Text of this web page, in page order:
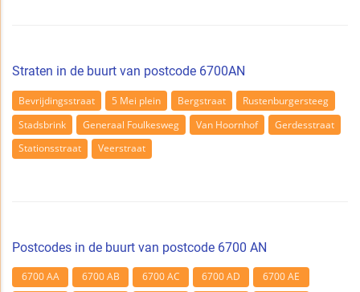
Straten in de buurt van postcode 6700AN
Bevrijdingsstraat 5 Mei plein Bergstraat
Rustenburgersteeg
Stadsbrink
Generaal Foulkesweg Van Hoornhof
Gerdesstraat
Stationsstraat
Veerstraat
Postcodes in de buurt van postcode 6700 AN
6700 AA 6700 AB 6700 AC 6700 AD
6700 AE